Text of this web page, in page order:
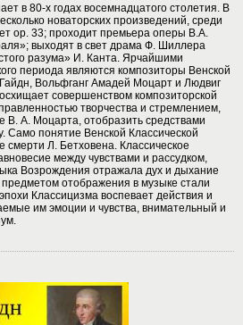
в 80-х годах восемнадцатого столетия. В
новаторских произведений, среди
ор. 33; проходит премьера оперы В.А.
выходят в свет драма Ф. Шиллера
разума» И. Канта. Ярчайшими
периода являются композиторы Венской
Вольфганг Амадей Моцарт и Людвиг
совершенством композиторской
творчества и стремлением,
А. Моцарта, отобразить средствами
Само понятие Венской Классической
смерти Л. Бетховена. Классическое
между чувствами и рассудком,
Возрождения отражала дух и дыхание
предметом отображения в музыке стали
Классицизма воспевает действия и
им эмоции и чувства, внимательный и